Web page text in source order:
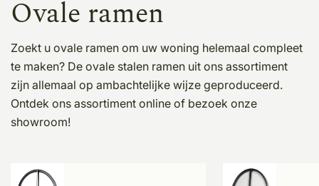
Ovale ramen
Zoekt u ovale ramen om uw woning helemaal compleet
te maken? De ovale stalen ramen uit ons assortiment
zijn allemaal op ambachtelijke wijze geproduceerd.
Ontdek ons assortiment online of bezoek onze
showroom!